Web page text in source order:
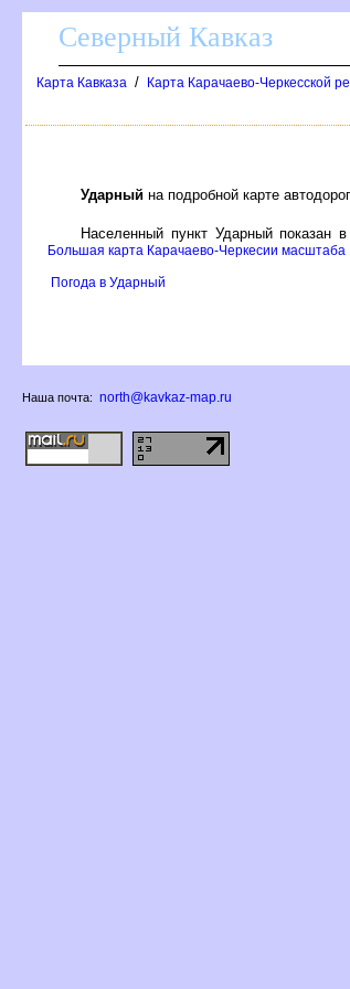
Северный Кавказ
Карта Кавказа / Карта Карачаево-Черкесской
Ударный на подробной карте
Населенный пункт Ударный показан в
Большая карта Карачаево-Черкесии масштаба
Погода в Ударный
Наша почта: north@kavkaz-map.ru